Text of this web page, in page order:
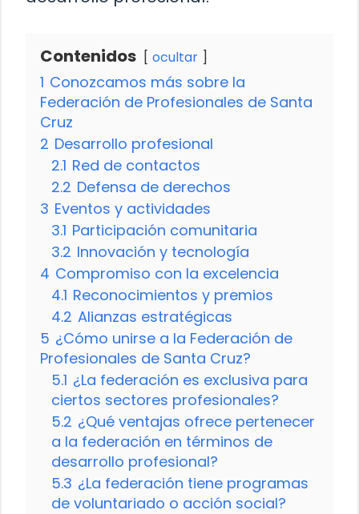
Contenidos ocultar
1 Conozcamos más sobre la
Federación de Profesionales de Santa
Cruz
2 Desarrollo profesional
2.1 Red de contactos
2.2 Defensa de derechos
3 Eventos y actividades
3.1 Participación comunitaria
3.2 Innovación y tecnología
4 Compromiso con la excelencia
4.1 Reconocimientos y premios
4.2 Alianzas estratégicas
5 ¿Cómo unirse a la Federación de
Profesionales de Santa Cruz?
5.1 ¿La federación es exclusiva para
ciertos sectores profesionales?
5.2 ¿Qué ventajas ofrece pertenecer
a la federación en términos de
desarrollo profesional?
5.3 ¿La federación tiene programas
de voluntariado o acción social?